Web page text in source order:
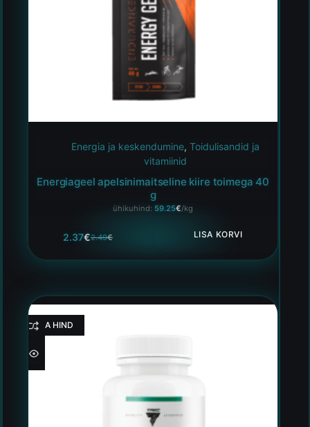
Energia ja keskendumine, Toidulisandid ja
vitamiinid
Energiageel apelsinimaitseline kiire toimega 40
g
ühikuhind: 59.25€/kg
2.49€
2.37€ LISA KORVI
HEA HIND